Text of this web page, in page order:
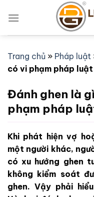
qua
Trang chủ » Pháp luật
có vi phạm pháp
Đánh ghen là
phạm pháp
Khi phát hiện vợ
một người khác,
có xu hướng ghen
không kiểm soát
ghen. Vậy phải